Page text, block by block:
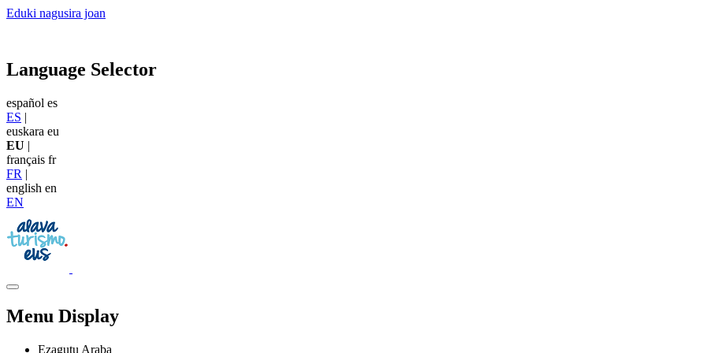
Eduki nagusira joan
Language Selector
español es
ES |
euskara eu
EU |
français fr
FR |
english en
EN
Menu Display
Ezagutu Araba